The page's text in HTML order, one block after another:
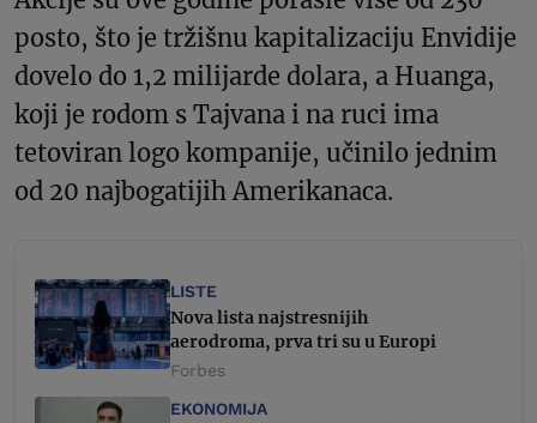
posto, što je tržišnu kapitalizaciju Envidije
dovelo do 1,2 milijarde dolara, a Huanga,
koji je rodom s Tajvana i na ruci ima
tetoviran logo kompanije, učinilo jednim
od 20 najbogatijih Amerikanaca.
LISTE
Nova lista najstresnijih
aerodroma, prva tri su u Europi
Forbes
EKONOMIJA